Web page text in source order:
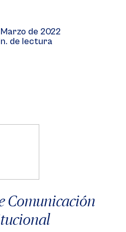
de 2022
de lectura
Comunicación